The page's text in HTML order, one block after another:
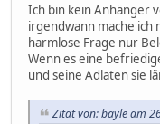
Ich bin kein Anhänger
irgendwann mache ich
harmlose Frage nur
Wenn es eine
und seine Adlaten sie
Zitat von: bayle am